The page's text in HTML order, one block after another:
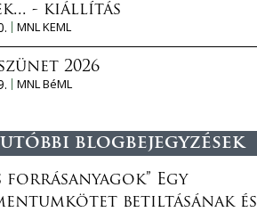
- kiállítás
MNL KEML
2026
MNL BéML
blogbejegyzések
forrásanyagok” Egy
betiltásának és